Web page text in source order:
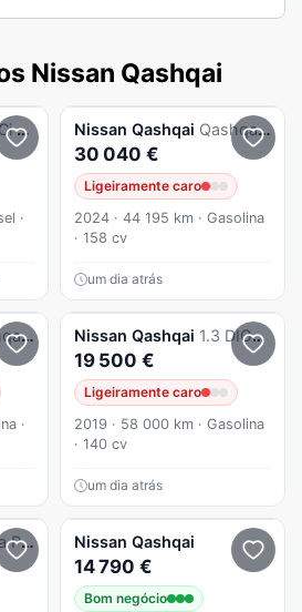
Nissan Qashqai
Xtronic
·
Nissan Qashqai Qashqai 1.3 DIG-T N-Connecta LED+SKY Xtronic
30 040 €
Ligeiramente caro
2024 · 44 195 km · Gasolina
· 158 cv
um dia atrás
+ Two Tone
·
Nissan Qashqai 1.3 DIG-T Tekna+
19 500 €
Ligeiramente caro
2019 · 58 000 km · Gasolina
· 140 cv
um dia atrás
360' Nissan Qashqai
14 790 €
Bom negócio